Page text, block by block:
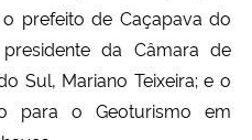
o prefeito de Caçapava do
da Câmara de
Sul, Mariano Teixeira; e o
para o Geoturismo em